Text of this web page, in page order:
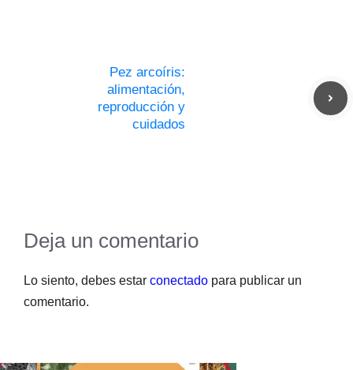
Pez arcoíris:
alimentación,
reproducción y
cuidados
Deja un comentario
Lo siento, debes estar conectado para publicar un
comentario.